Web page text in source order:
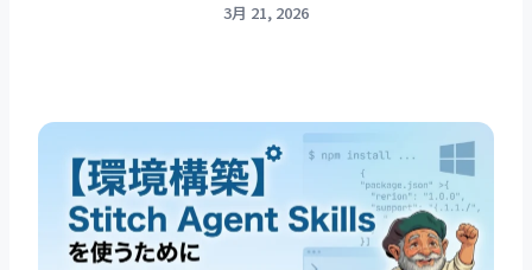
3月 21, 2026